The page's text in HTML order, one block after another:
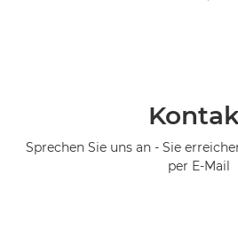
Sprechen Sie uns an - Sie
per E-Mail